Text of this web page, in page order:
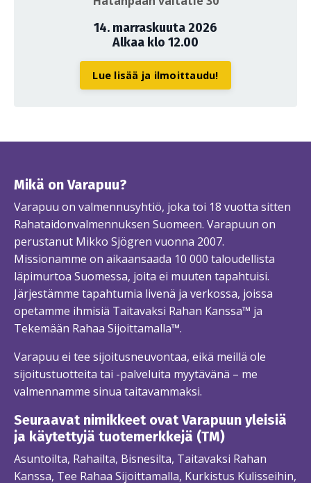
14. marraskuuta 2026
Alkaa klo 12.00
Lue lisää ja ilmoittaudu!
Mikä on Varapuu?
Varapuu on valmennusyhtiö, joka toi 18 vuotta sitten
Rahataidonvalmennuksen Suomeen. Varapuun on
perustanut Mikko Sjögren vuonna 2007.
Missionamme on aikaansaada 10 000 taloudellista
läpimurtoa Suomessa, joita ei muuten tapahtuisi.
Järjestämme tapahtumia livenä ja verkossa, joissa
opetamme ihmisiä Taitavaksi Rahan Kanssa™ ja
Tekemään Rahaa Sijoittamalla™.
Varapuu ei tee sijoitusneuvontaa, eikä meillä ole
sijoitustuotteita tai -palveluita myytävänä – me
valmennamme sinua taitavammaksi.
Seuraavat nimikkeet ovat Varapuun yleisiä
ja käytettyjä tuotemerkkejä (TM)
Asuntoilta, Rahailta, Bisnesilta, Taitavaksi Rahan
Kanssa, Tee Rahaa Sijoittamalla, Kurkistus Kulisseihin,